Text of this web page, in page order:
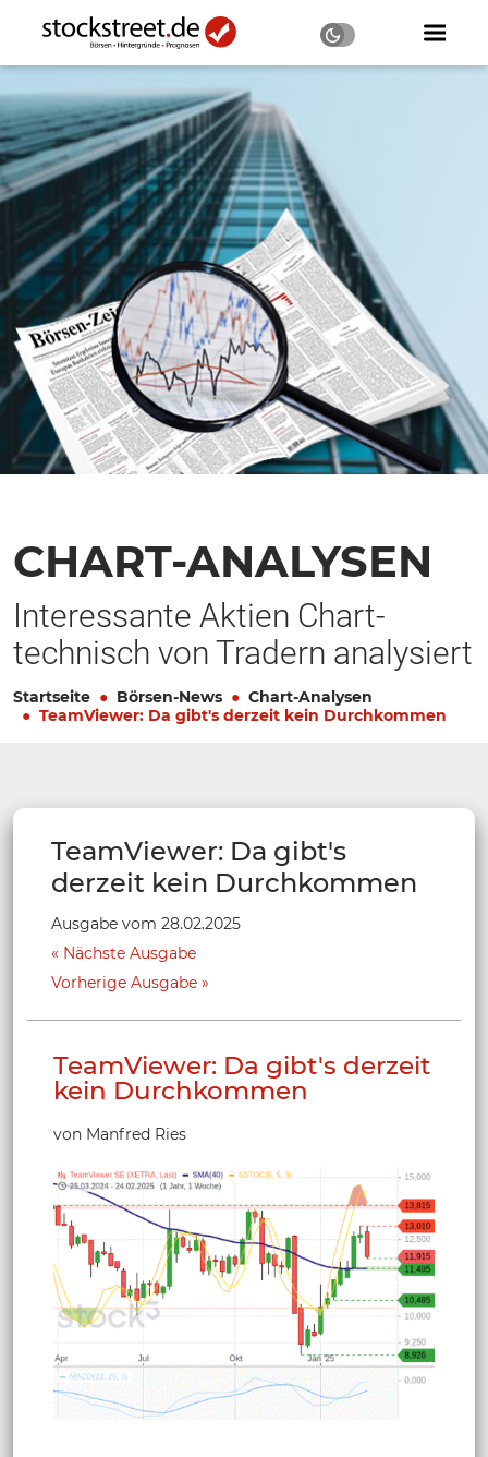
CHART-ANALYSEN
Interessante Aktien Chart-
technisch von Tradern analysiert
Startseite Börsen-News
Chart-Analysen
TeamViewer: Da gibt's derzeit kein Durchkommen
TeamViewer: Da gibt's
derzeit kein Durchkommen
Ausgabe vom 28.02.2025
Nächste Ausgabe
Vorherige Ausgabe
TeamViewer: Da gibt's derzeit
kein Durchkommen
von Manfred Ries